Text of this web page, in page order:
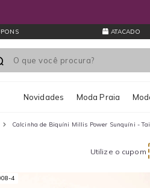
ATACADO
Novidades Moda Praia
Calcinha de Biquíni Millis Power Sunquíni -
Utilize o cupom
4